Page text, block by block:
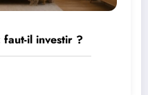
faut-il investir ?